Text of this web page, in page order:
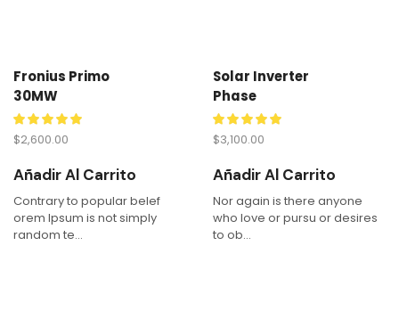
Fronius Primo
30MW
$2,600.00
Añadir Al Carrito
Contrary to popular belef
orem Ipsum is not simply
random te...
Solar Inverter
Phase
$3,100.00
Añadir Al Carrito
Nor again is there anyone
who love or pursu or desires
to ob...